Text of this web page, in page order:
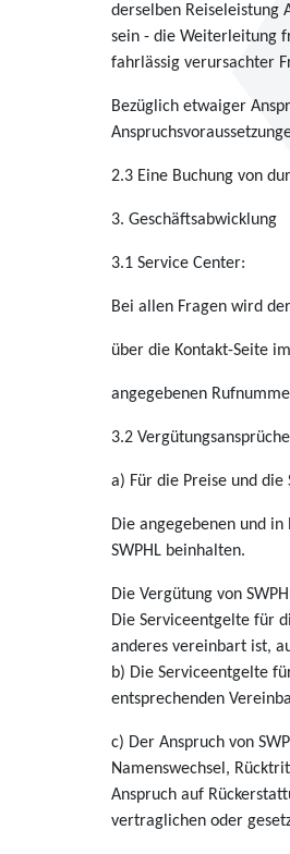
derselben Reiseleistung
sein - die Weiterleitung
fahrlässig verursachter
Bezüglich etwaiger
2.3 Eine Buchung von
3. Geschäftsabwicklung
3.1 Service Center:
Bei allen Fragen wird
über die Kontakt-Seite
angegebenen
3.2
a) Für die Preise und
Die angegebenen und
SWPHL beinhalten.
Die Vergütung von
Die Serviceentgelte für
anderes vereinbart ist,
b) Die Serviceentgelte
entsprechenden
c) Der Anspruch von
Namenswechsel,
Anspruch auf
vertraglichen oder